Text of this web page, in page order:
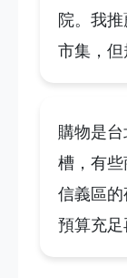
院。我
市集，但
購物是
槽，有些
信義區
預算充足